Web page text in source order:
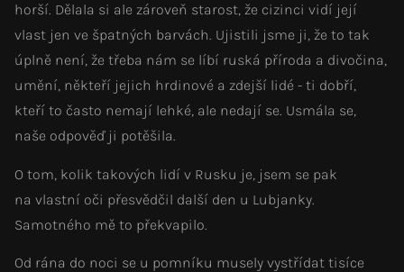
horší. Dělala si ale zároveň starost, že cizinci vidí její
vlast jen ve špatných barvách. Ujistili jsme ji, že to tak
úplně není, že třeba nám se líbí ruská příroda a divočina,
umění, někteří jejich hrdinové a zdejší lidé - ti dobří,
kteří to často nemají lehké, ale nedají se. Usmála se,
naše odpověď ji potěšila.
O tom, kolik takových lidí v Rusku je, jsem se pak
na vlastní oči přesvědčil další den u Lubjanky.
Samotného mě to překvapilo.
Od rána do noci se u pomníku musely vystřídat tisíce